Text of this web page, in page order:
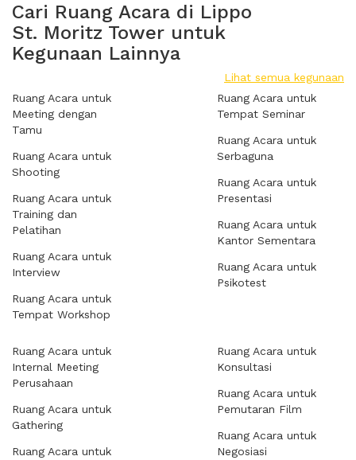
Cari Ruang Acara di Lippo
St. Moritz Tower untuk
Kegunaan Lainnya
Lihat semua kegunaan
Ruang Acara untuk
Meeting dengan
Tamu
Ruang Acara untuk
Shooting
Ruang Acara untuk
Training dan
Pelatihan
Ruang Acara untuk
Interview
Ruang Acara untuk
Tempat Workshop
Ruang Acara untuk
Tempat Seminar
Ruang Acara untuk
Serbaguna
Ruang Acara untuk
Presentasi
Ruang Acara untuk
Kantor Sementara
Ruang Acara untuk
Psikotest
Ruang Acara untuk
Internal Meeting
Perusahaan
Ruang Acara untuk
Gathering
Ruang Acara untuk
Ruang Acara untuk
Konsultasi
Ruang Acara untuk
Pemutaran Film
Ruang Acara untuk
Negosiasi